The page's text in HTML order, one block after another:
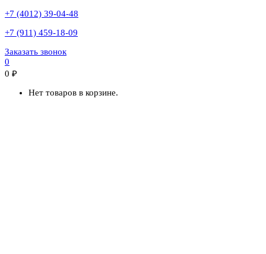
+7 (4012) 39-04-48
+7 (911) 459-18-09
Заказать звонок
0
0 ₽
Нет товаров в корзине.